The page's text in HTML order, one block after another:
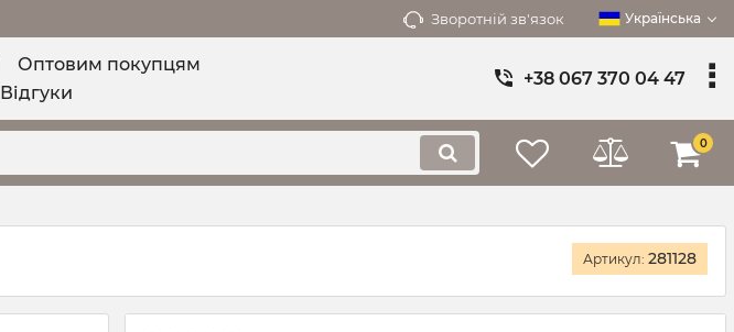
Зворотній зв'язок Українська
Оптовим покупцям
Відгуки
+38 067 370 04 47
0
Артикул: 281128